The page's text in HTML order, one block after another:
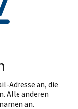
Adresse an, die
Alle anderen
an.